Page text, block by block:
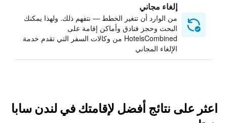
إلغاء مجاني
من الوارد أن تتغير الخطط — نتفهم ذلك. ولهذا يمكنك
البحث وحجز فنادق وأماكن إقامة على
HotelsCombined من وكالات السفر التي تقدم خدمة
الإلغاء المجاني
اعثر على نتائج أفضل لإقامتك في لندن سابا